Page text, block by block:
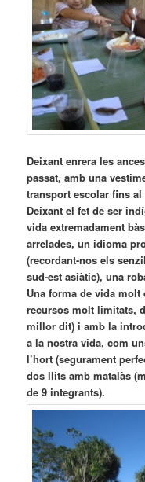
Deixant enrera les
passat, amb una
transport escolar fins al
Deixant el fet de ser
vida extremadament
arrelades, un idioma
(recordant-nos els
sud-est asiàtic), una
Una forma de vida molt
recursos molt limitats,
millor dit) i amb la
a la nostra vida, com
l’hort (segurament
dos llits amb matalàs
de 9 integrants).